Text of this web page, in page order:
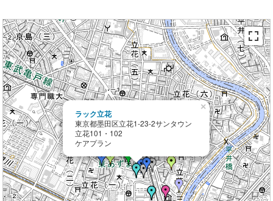
ラック立花
東京都墨田区立花1-23-2サンタウン
立花101・102
ケアプラン
×